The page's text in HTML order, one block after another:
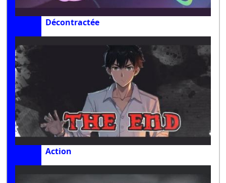
Décontractée
Action